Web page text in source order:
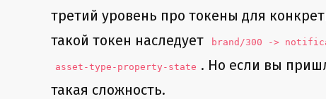
третий уровень про токены для
такой токен наследует
brand/300 ->
asset-type-property-state . Но если вы
такая сложность.